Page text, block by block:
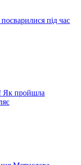
під час
Як пройшла